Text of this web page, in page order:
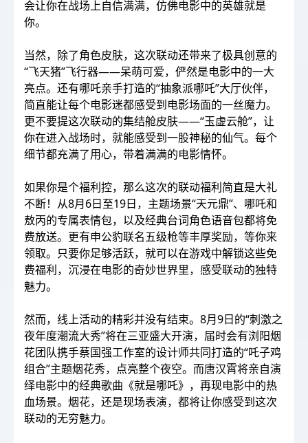
会让你在战场上自信满满，仿佛电影中的英雄就是
你。
当然，除了角色皮肤，这次联动还带来了极具创意的
“飞天猪”飞行器——呆萌可爱，俨然是电影中的一大
亮点。还有哪吒亲手打造的“抽象派哪吒”大厅伙伴，
简直能让每个电影迷都感受到电影场面的一丝魔力。
更不要提这次联动的集结舱皮肤——“玉虚云舱”，让
你在进入战场时，就能感受到一股神秘的仙气。每个
细节都充满了用心，带着满满的电影情怀。
如果你是个福利控，那么这次的联动福利简直是大礼
不断！从8月6日至19日，主题场景“天元鼎”、哪吒和
敖丙的专属表情包，以及经典台词角色语音包都将免
费放送。更有申公豹联名五级枪等丰厚奖励，等你来
领取。只要你足够活跃，就可以在游戏中解锁这些免
费福利，沉浸在电影的奇妙世界里，感受联动的独特
魅力。
然而，线上活动的精彩并没有结束。8月9日的“刺激之
夜年度潮流大秀”将在三亚盛大开演，届时会有浏阳烟
花团队携手蔡国强工作室的设计师共同打造的“吒子鸡
组合”主题烟花秀，点亮整个夜空。而唐汉霄将亲自演
绎电影中的经典歌曲《就是哪吒》，再现电影中的热
血场景。烟花，还是现场表演，都将让你感受到这次
联动的无穷魅力。